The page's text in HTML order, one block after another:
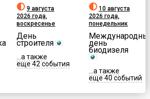
9 августа
2026 года,
воскресенье
День
строителя
...а также
еще 42 события
10 августа
2026 года,
понедельник
день
биодизеля
...а также
еще 40 событий